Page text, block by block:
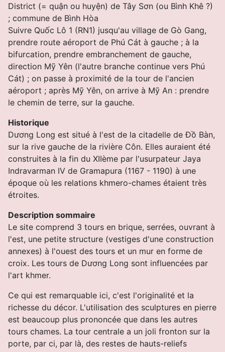
District (= quận ou huyện) de Tây Sơn (ou Bình Khê ?)
; commune de Bình Hòa
Suivre Quốc Lô 1 (RN1) jusqu'au village de Gò Gang,
prendre route aéroport de Phú Cát à gauche ; à la
bifurcation, prendre embranchement de gauche,
direction Mỹ Yên (l'autre branche continue vers Phú
Cát) ; on passe à proximité de la tour de l'ancien
aéroport ; après Mỹ Yên, on arrive à Mỹ An : prendre
le chemin de terre, sur la gauche.
Historique
Dương Long est situé à l'est de la citadelle de Ðồ Bàn,
sur la rive gauche de la rivière Côn. Elles auraient été
construites à la fin du XIIème par l'usurpateur Jaya
Indravarman IV de Gramapura (1167 - 1190) à une
époque où les relations khmero-chames étaient très
étroites.
Description sommaire
Le site comprend 3 tours en brique, serrées, ouvrant à
l'est, une petite structure (vestiges d'une construction
annexes) à l'ouest des tours et un mur en forme de
croix. Les tours de Dương Long sont influencées par
l'art khmer.
Ce qui est remarquable ici, c'est l'originalité et la
richesse du décor. L'utilisation des sculptures en pierre
est beaucoup plus prononcée que dans les autres
tours chames. La tour centrale a un joli fronton sur la
porte, par ci, par là, des restes de hauts-reliefs